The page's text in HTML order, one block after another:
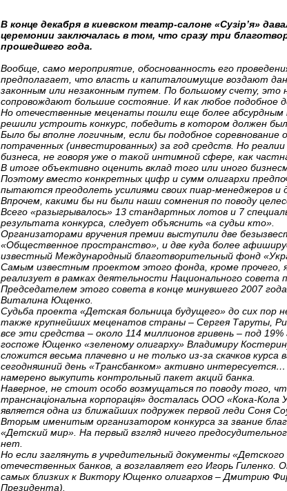
В конце декабря в киевском театр-салоне «Сузір’я»
церемонии заключалась в том, что сразу три
прошедшего года.
Вообще, само мероприятие, обоснованность его
предполагает, что власть и капиталоимущие воздают
законным или незаконным путем. По большому счету, это
сопровождают большие состояние. И как любое подобное
Но отечественные меценаты пошли еще более абсурдным
решили устроить конкурс, победить в котором должен
Было бы вполне логичным, если бы подобное
потраченных (инвестированных) за год средств. Но
бизнеса, не говоря уже о такой интимной сфере, как
В итоге объективно оценить вклад того или иного
Поэтому вместо конкретных цифр и сумм олигархи
пытаются преодолеть усилиями своих пиар-менеджеров и
Впрочем, какими бы ни были наши сомнения по поводу
Всего «разыгрывалось» 13 стандартных лотов и 7
результата конкурса, следует объяснить «а судьи кто».
Организаторами вручения премии выступили две
«Общественное пространство», и две куда более
известный Международный благотворительный фонд
Самым известным проектом этого фонда, кроме прочего,
реализует в рамках деятельности Национального
Председателем этого совета в конце минувшего 2007
Виталина Ющенко.
Судьба проекта «Детская больница будущего» до сих
также крупнейших меценатов страны – Сергея Таруты,
все эти средства – около 114 миллионов гривень – под
госпоже Ющенко «зеленому олигарху» Владимиру
сложится весьма плачевно и не только из-за скачков
сегодняшний день «Трансбанком» активно
намерено выкупить контрольный пакет акций банка.
Наверное, не стоит особо возмущаться по поводу того,
транснаціональна корпорація» досталась ООО «Кока-
является одна из ближайших подружек первой леди Соня
Вторым именитым организатором конкурса за звание
«Детский мир». На первый взгляд ничего
нет.
Но если заглянуть в учредительный документы
отечественных банков, а возглавляет его Игорь
самых близких к Виктору Ющенко олигархов – Дмитрию
Президента).